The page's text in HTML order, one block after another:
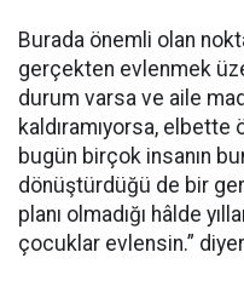
Burada önemli olan
gerçekten evlenmek
durum varsa ve aile
kaldıramıyorsa,
bugün birçok insanın
dönüştürdüğü de bir
planı olmadığı hâlde
çocuklar evlensin.”